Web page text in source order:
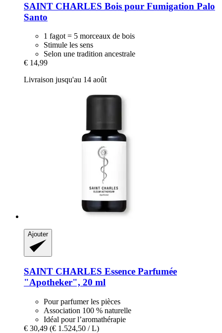
SAINT CHARLES Bois pour Fumigation Palo
Santo
1 fagot = 5 morceaux de bois
Stimule les sens
Selon une tradition ancestrale
€ 14,99
Livraison jusqu'au 14 août
Ajouter
SAINT CHARLES Essence Parfumée
"Apotheker", 20 ml
Pour parfumer les pièces
Association 100 % naturelle
Idéal pour l’aromathérapie
€ 30,49 (€ 1.524,50 / L)